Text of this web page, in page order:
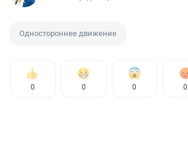
Одностороннее движение
0 0 0 0